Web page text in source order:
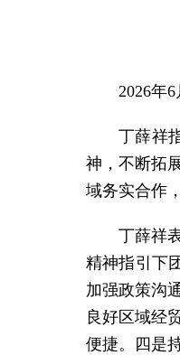
2026年
丁薛祥
神，不断拓
域务实合作
丁薛祥
精神指引下
加强政策沟
良好区域经
便捷。四是